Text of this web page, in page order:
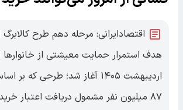
اقتصادایرانی: مرحله دهم طرح کالابرگ
اردیبهشت ۱۴۰۵ آغاز شد؛ طرحی که
۸۷ میلیون نفر مشمول دریافت اعتبار